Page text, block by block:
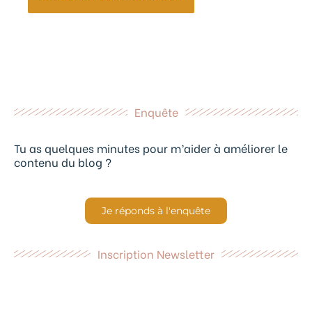
Enquête
Tu as quelques minutes pour m’aider à améliorer le
contenu du blog ?
Je réponds à l'enquête
Inscription Newsletter